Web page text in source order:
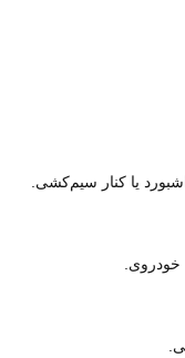
یا کنار سیم‌کشی.